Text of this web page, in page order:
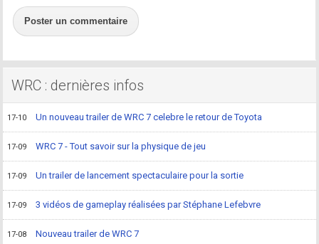
Poster un commentaire
WRC : dernières infos
17-10 Un nouveau trailer de WRC 7 celebre le retour de Toyota
17-09 WRC 7 - Tout savoir sur la physique de jeu
17-09 Un trailer de lancement spectaculaire pour la sortie
17-09 3 vidéos de gameplay réalisées par Stéphane Lefebvre
17-08 Nouveau trailer de WRC 7